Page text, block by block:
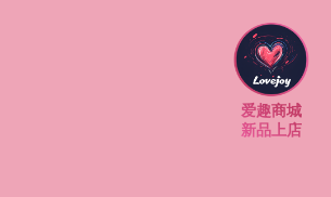
爱趣商城
新品上店